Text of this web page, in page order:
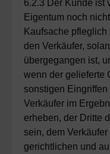
6.2.3 Der Kunde ist
Eigentum noch
Kaufsache
den Verkäufer,
übergegangen ist,
wenn der gelieferte
sonstigen
Verkäufer im
erheben, der Dritte
sein, dem
gerichtlichen und